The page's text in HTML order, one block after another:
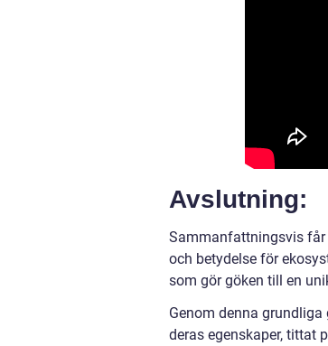
Avslutning:
Sammanfattningsvis får
och betydelse för
som gör göken till en
Genom denna
deras egenskaper, tittat